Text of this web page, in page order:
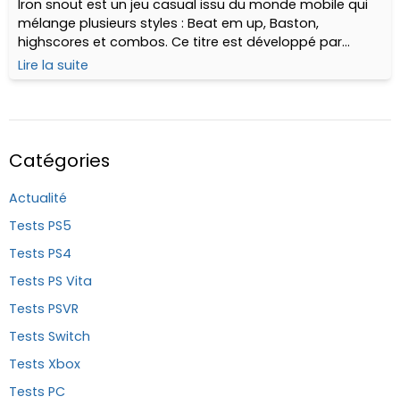
Iron snout est un jeu casual issu du monde mobile qui
mélange plusieurs styles : Beat em up, Baston,
highscores et combos. Ce titre est développé par
Snout Up, un petit studio Lithuanien, et porté sur PS Vita
/ PS4 (entre autres) par Ratalaika Games (qui est
Lire la suite
Catégories
Actualité
Tests PS5
Tests PS4
Tests PS Vita
Tests PSVR
Tests Switch
Tests Xbox
Tests PC